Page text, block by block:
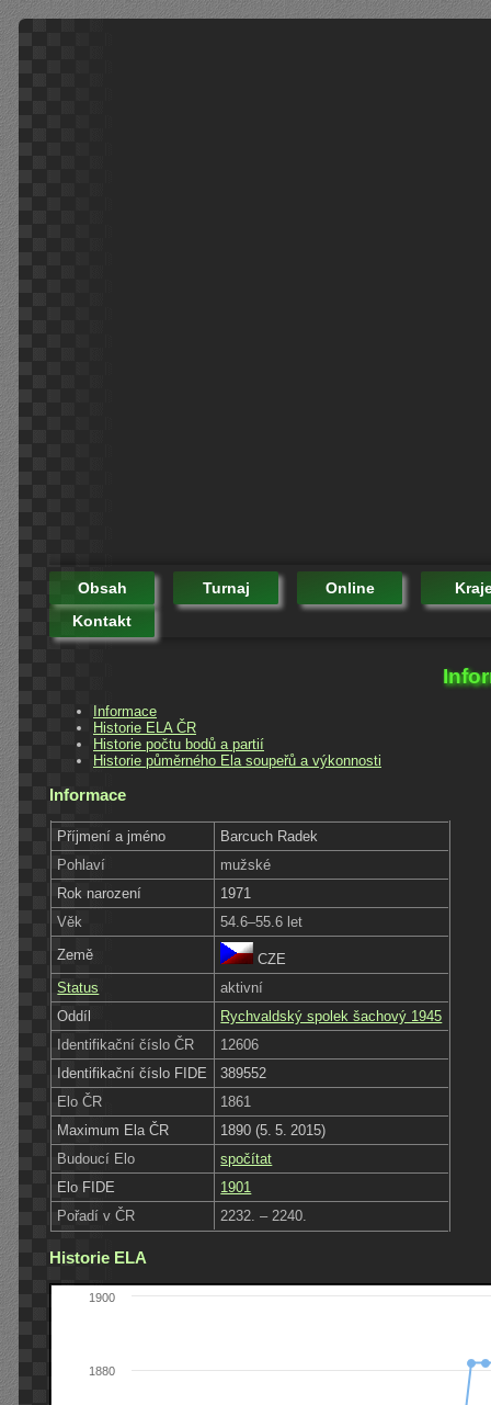
Obsah Turnaj Online
Kontakt
Informace
Historie ELA ČR
Historie počtu bodů a partií
Historie půměrného Ela soupeřů a výkonnosti
Informace
Příjmení a jméno
Barcuch Radek
Pohlaví
mužské
Rok narození
1971
Věk
54.6–55.6 let
Země
CZE
Status
aktivní
Oddíl
Rychvaldský spolek šachový 1945
Identifikační číslo ČR
12606
Identifikační číslo FIDE
389552
Elo ČR
1861
Maximum Ela ČR
1890 (5. 5. 2015)
Budoucí Elo
spočítat
Elo FIDE
1901
Pořadí v ČR
2232. – 2240.
Historie ELA
1880
1900